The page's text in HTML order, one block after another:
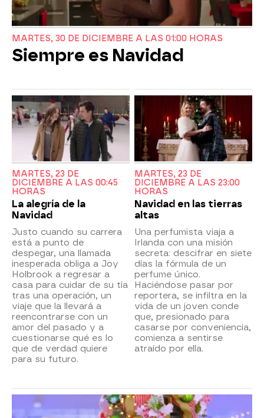
MARTES, 30 DE DICIEMBRE A LAS 01:00 HORAS
Siempre es Navidad
MARTES, 23 DE
DICIEMBRE A LAS 00:45
HORAS
La alegría de la
Navidad
Justo cuando su carrera
está a punto de
despegar, una llamada
inesperada obliga a Joy
Holbrook a regresar a
casa para cuidar de su tía
tras una operación, un
viaje que la llevará a
reencontrarse con un
amor del pasado y a
cuestionarse qué es lo
que de verdad quiere
para su futuro.
MARTES, 23 DE
DICIEMBRE A LAS 23:00
HORAS
Navidad en las tierras
altas
Una perfumista viaja a
Irlanda con una misión
secreta: descifrar en siete
días la fórmula de un
perfume único.
Haciéndose pasar por
reportera, se infiltra en la
vida de un joven conde
que, presionado para
casarse por conveniencia,
comienza a sentirse
atraído por ella.